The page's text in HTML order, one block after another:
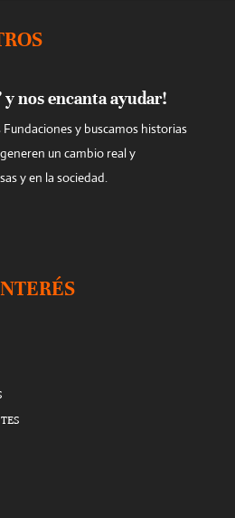
y nos encanta ayudar!
y buscamos historias
un cambio real y
y en la sociedad.